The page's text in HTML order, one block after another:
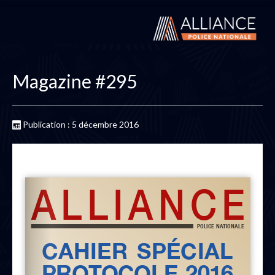
Magazine #295
Publication : 5 décembre 2016